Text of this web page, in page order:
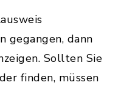
gegangen, dann
Sollten Sie
finden, müssen